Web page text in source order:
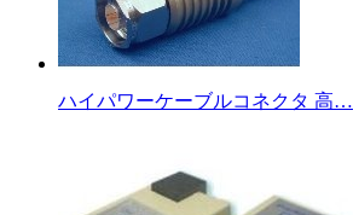
ハイパワーケーブルコネクタ 高…